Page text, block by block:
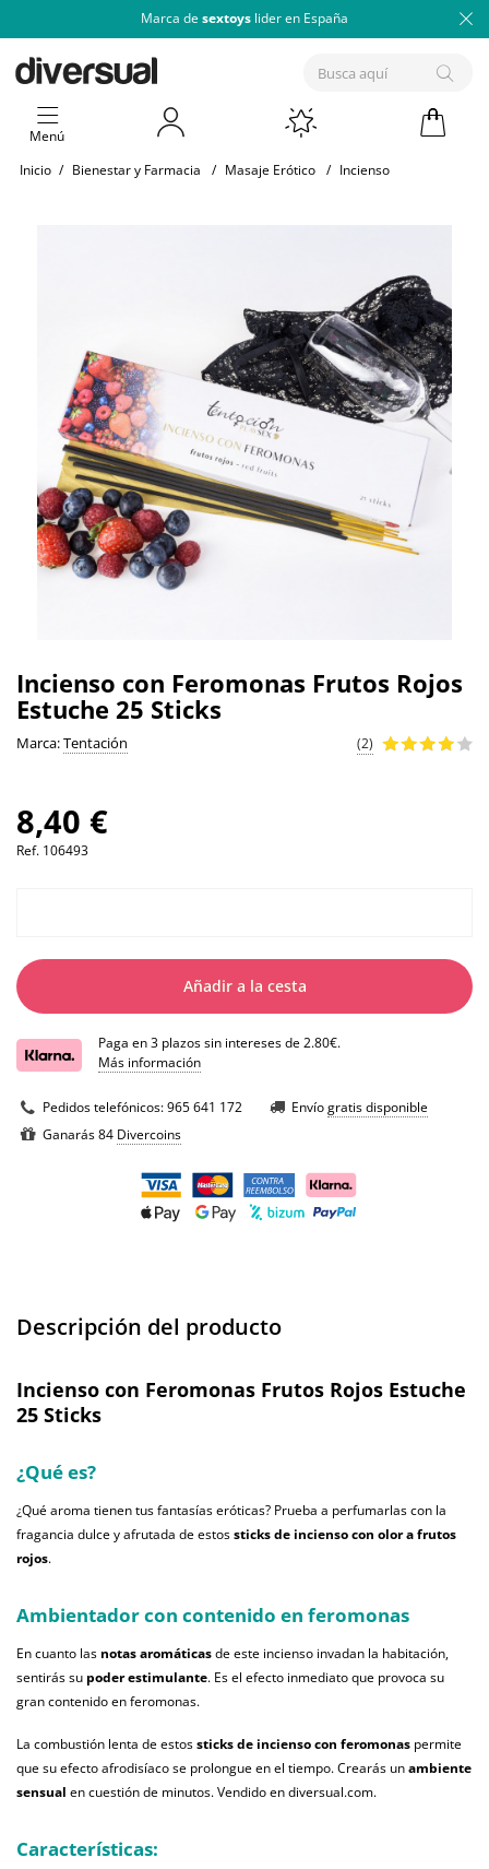
Marca de sextoys lider en España
Menú
Inicio / Bienestar y Farmacia / Masaje Erótico / Incienso
Incienso con Feromonas Frutos Rojos
Estuche 25 Sticks
Marca:Tentación (2)
8,40 €
Ref. 106493
Añadir a la cesta
Paga en 3 plazos sin intereses de 2.80€.
Más información
Pedidos telefónicos:965 641 172 Envíogratis disponible
Ganarás 84 Divercoins
Descripción del producto
Incienso con Feromonas Frutos Rojos Estuche
25 Sticks
¿Qué es?
¿Qué aroma tienen tus fantasías eróticas? Prueba a perfumarlas con la
fragancia dulce y afrutada de estossticks de incienso con olor a frutos
rojos.
Ambientador con contenido en feromonas
En cuanto las notas aromáticasde este incienso invadan la habitación,
sentirás su poder estimulante. Es el efecto inmediato que provoca su
gran contenido en feromonas.
La combustión lenta de estossticks de incienso con feromonas permite
que su efecto afrodisíaco se prolongue en el tiempo. Crearás unambiente
sensual en cuestión de minutos. Vendido en diversual.com.
Características: